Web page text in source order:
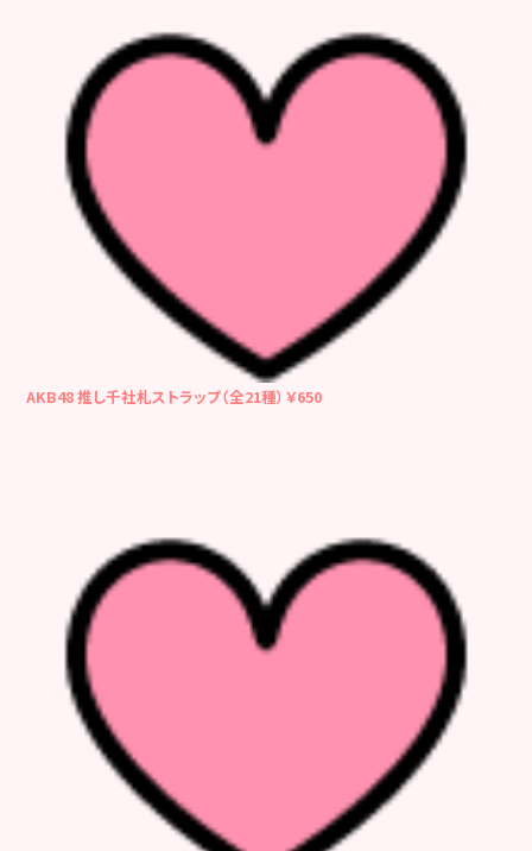
AKB48 推し千社札ストラップ（全21種）￥650